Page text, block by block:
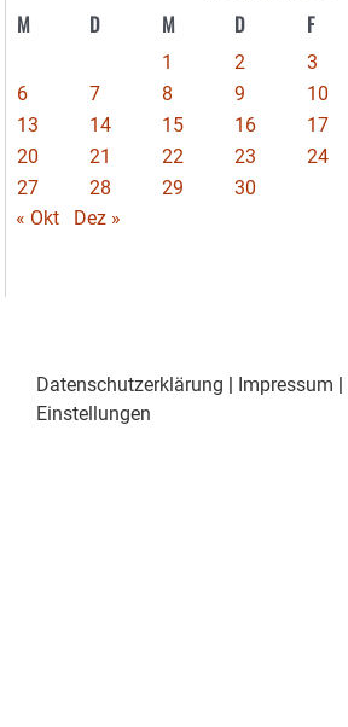
M D M D F
1 2 3
6
7 8 9 10
13
14 15 16 17
20
21 22 23 24
27
28 29
30
« Okt
Dez »
Datenschutzerklärung | Impressum |
Einstellungen